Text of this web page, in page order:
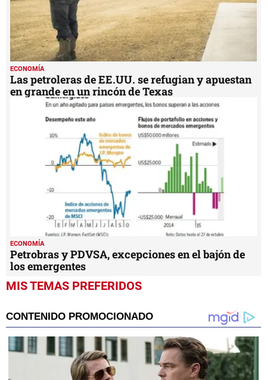
ECONOMÍA
Las petroleras de EE.UU. se refugian y apuestan
en grande en un rincón de Texas
ECONOMÍA
Petrobras y PDVSA, excepciones en el bajón de
los emergentes
MIS TEMAS PREFERIDOS